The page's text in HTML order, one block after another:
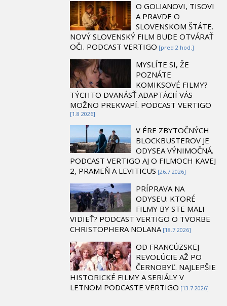
O GOLIANOVI, TISOVI
A PRAVDE O
SLOVENSKOM ŠTÁTE.
NOVÝ SLOVENSKÝ FILM BUDE OTVÁRAŤ
OČI. PODCAST VERTIGO [pred 2 hod.]
MYSLÍTE SI, ŽE
POZNÁTE
KOMIKSOVÉ FILMY?
TÝCHTO DVANÁSŤ ADAPTÁCIÍ VÁS
MOŽNO PREKVAPÍ. PODCAST VERTIGO
[1.8 2026]
V ÉRE ZBYTOČNÝCH
BLOCKBUSTEROV JE
ODYSEA VÝNIMOČNÁ.
PODCAST VERTIGO AJ O FILMOCH KAVEJ
2, PRAMEŇ A LEVITICUS [26.7 2026]
PRÍPRAVA NA
ODYSEU: KTORÉ
FILMY BY STE MALI
VIDIEŤ? PODCAST VERTIGO O TVORBE
CHRISTOPHERA NOLANA [18.7 2026]
OD FRANCÚZSKEJ
REVOLÚCIE AŽ PO
ČERNOBYĽ. NAJLEPŠIE
HISTORICKÉ FILMY A SERIÁLY V
LETNOM PODCASTE VERTIGO [13.7 2026]